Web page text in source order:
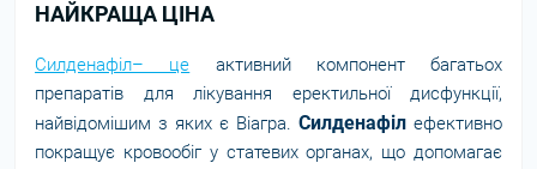
НАЙКРАЩА ЦІНА
Силденафіл– це активний компонент багатьох
препаратів для лікування еректильної дисфункції,
найвідомішим з яких є Віагра. Силденафіл ефективно
покращує кровообіг у статевих органах, що допомагає